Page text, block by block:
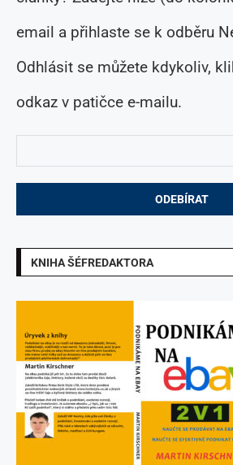
email a přihlaste se k odběru
Odhlásit se můžete kdykoliv,
odkaz v patičce e-mailu.
KNIHA ŠÉFREDAKTORA